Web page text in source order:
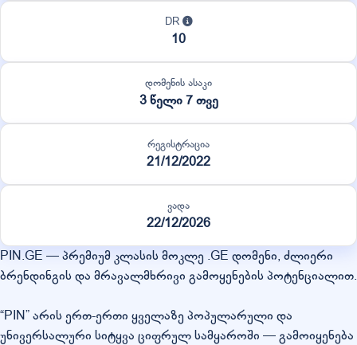
DR
10
დომენის ასაკი
3 წელი 7 თვე
რეგისტრაცია
21/12/2022
ვადა
22/12/2026
PIN.GE — პრემიუმ კლასის მოკლე .GE დომენი, ძლიერი
ბრენდინგის და მრავალმხრივი გამოყენების პოტენციალით.
“PIN” არის ერთ-ერთი ყველაზე პოპულარული და
უნივერსალური სიტყვა ციფრულ სამყაროში — გამოიყენება